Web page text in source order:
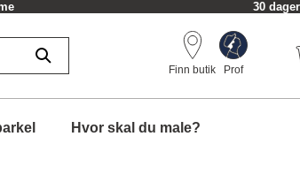
30
Finn butik Prof
Hvor skal du male?